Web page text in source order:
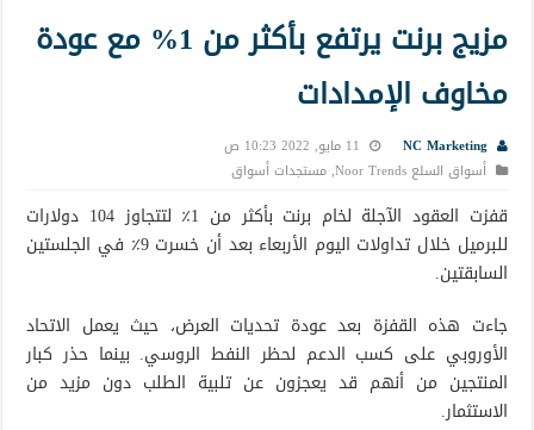
مزيج برنت يرتفع بأكثر من 1% مع عودة
مخاوف الإمدادات
NC Marketing
11 مايو, 2022 10:23 ص
أسواق السلع Noor Trends
,مستجدات أسواق
قفزت العقود الآجلة لخام برنت بأكثر من 1٪ لتتجاوز 104 دولارات
للبرميل خلال تداولات اليوم الأربعاء بعد أن خسرت 9٪ في الجلستين
السابقتين.
جاءت هذه القفزة بعد عودة تحديات العرض، حيث يعمل الاتحاد
الأوروبي على كسب الدعم لحظر النفط الروسي. بينما حذر كبار
المنتجين من أنهم قد يعجزون عن تلبية الطلب دون مزيد من
الاستثمار.